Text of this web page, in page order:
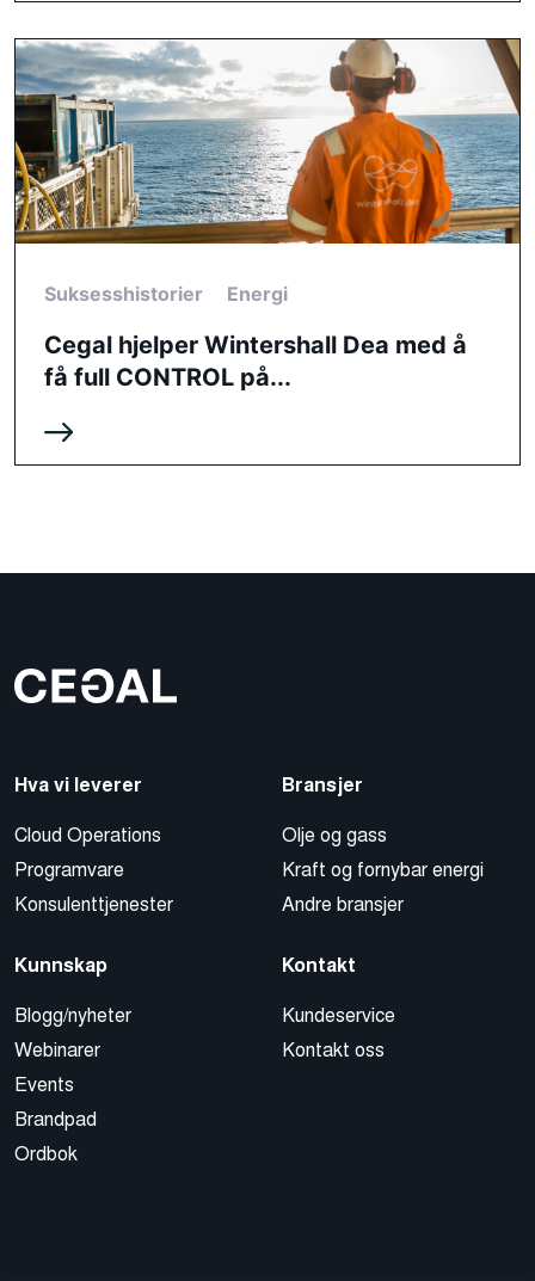
Suksesshistorier Energi
Cegal hjelper Wintershall Dea med å
få full CONTROL på...
Hva vi leverer
Cloud Operations
Programvare
Konsulenttjenester
Bransjer
Olje og gass
Kraft og fornybar energi
Andre bransjer
Kunnskap
Blogg/nyheter
Webinarer
Events
Brandpad
Ordbok
Kontakt
Kundeservice
Kontakt oss